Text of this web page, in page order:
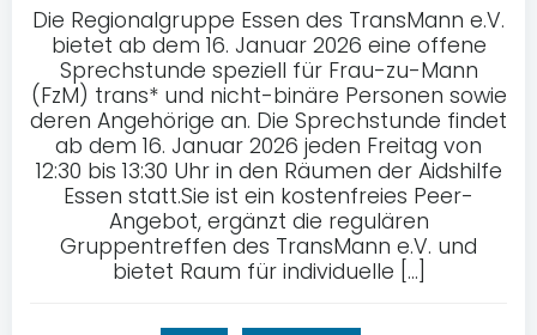
Die Regionalgruppe Essen des TransMann e.V.
bietet ab dem 16. Januar 2026 eine offene
Sprechstunde speziell für Frau-zu-Mann
(FzM) trans* und nicht-binäre Personen sowie
deren Angehörige an. Die Sprechstunde findet
ab dem 16. Januar 2026 jeden Freitag von
12:30 bis 13:30 Uhr in den Räumen der Aidshilfe
Essen statt.Sie ist ein kostenfreies Peer-
Angebot, ergänzt die regulären
Gruppentreffen des TransMann e.V. und
bietet Raum für individuelle […]